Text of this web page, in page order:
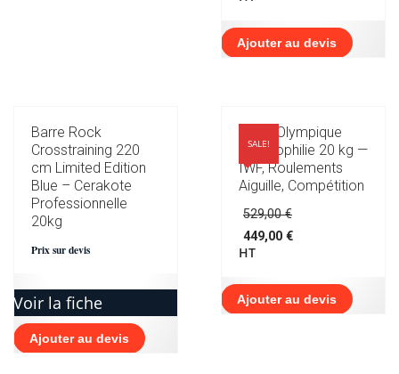
295,00 €.
actuel
est :
3
Ajouter au devis
Barre Rock
Crosstraining 220
cm Limited Edition
Blue – Cerakote
Professionnelle
20kg
Prix sur devis
Voir la fiche
Ajouter au devis
SALE!
Barre Olympique
Haltérophilie 20 kg —
IWF, Roulements
Aiguille, Compétition
529,00€
449,00 €
Le
actuel
est :
449,00 €.
HT
Ajouter au devis